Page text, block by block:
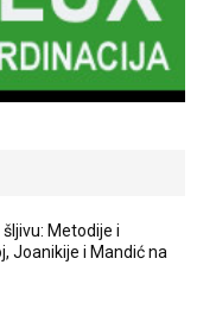
Metodije i
Joanikije i Mandić na